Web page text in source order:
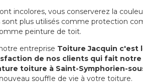
incolores, vous conserverez la
plus utilisés comme protection
peinture de toit.
entreprise Toiture Jacquin c'est
de nos clients qui fait
toiture à Saint-Symphorien-
souffle de vie à votre toiture.